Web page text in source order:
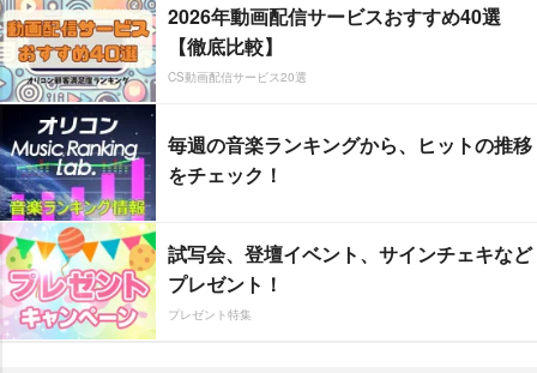
2026年動画配信サービスおすすめ40選
【徹底比較】
CS動画配信サービス20選
毎週の音楽ランキングから、ヒットの推移
をチェック！
試写会、登壇イベント、サインチェキなど
プレゼント！
プレゼント特集